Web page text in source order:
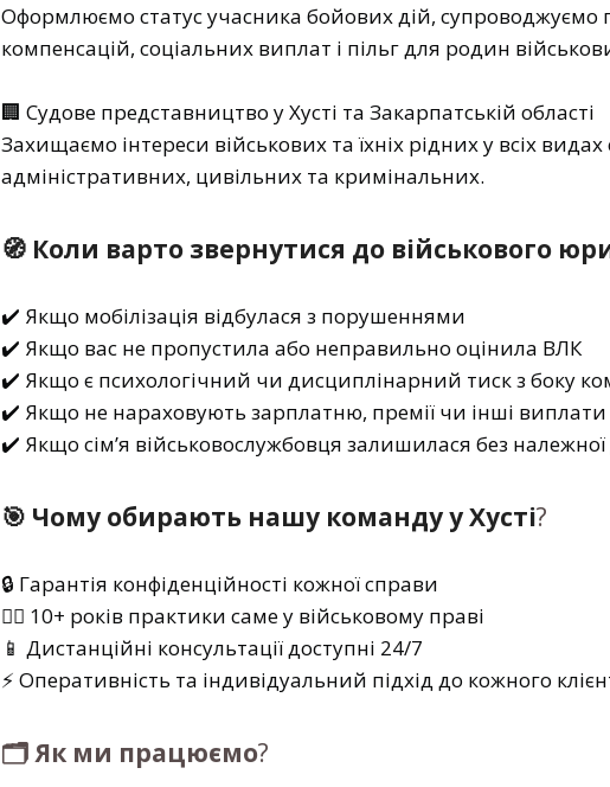
Оформлюємо статус учасника бойових дій, супроводжуємо
компенсацій, соціальних виплат і пільг для родин
🏢 Судове представництво у Хусті та Закарпатській області
Захищаємо інтереси військових та їхніх рідних у всіх
адміністративних, цивільних та кримінальних.
🧭 Коли варто звернутися до військового
✔️ Якщо мобілізація відбулася з порушеннями
✔️ Якщо вас не пропустила або неправильно оцінила ВЛК
✔️ Якщо є психологічний чи дисциплінарний тиск з боку
✔️ Якщо не нараховують зарплатню, премії чи інші виплати
✔️ Якщо сім’я військовослужбовця залишилася без
🎯 Чому обирають нашу команду у Хусті?
🔒 Гарантія конфіденційності кожної справи
🧑‍⚖️ 10+ років практики саме у військовому праві
📱 Дистанційні консультації доступні 24/7
⚡ Оперативність та індивідуальний підхід до кожного
🗂️ Як ми працюємо?